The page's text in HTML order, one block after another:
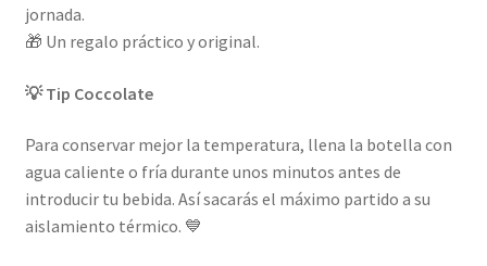
jornada.
🎁 Un regalo práctico y original.
💡 Tip Coccolate
Para conservar mejor la temperatura, llena la botella con
agua caliente o fría durante unos minutos antes de
introducir tu bebida. Así sacarás el máximo partido a su
aislamiento térmico. 💙